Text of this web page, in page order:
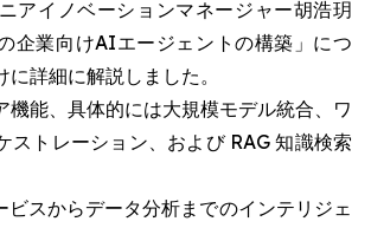
アイノベーションマネージャー胡浩玥
企業向けAIエージェントの構築」につ
詳細に解説しました。
機能、具体的には大規模モデル統合、ワ
ストレーション、および RAG 知識検索
ビスからデータ分析までのインテリジェ